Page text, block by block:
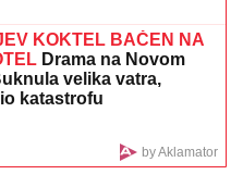
KOKTEL BAČEN NA
Drama na Novom
velika vatra,
katastrofu
by Aklamator